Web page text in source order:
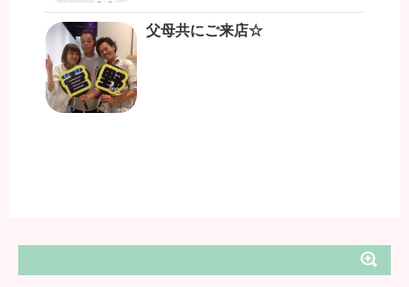
父母共にご来店☆